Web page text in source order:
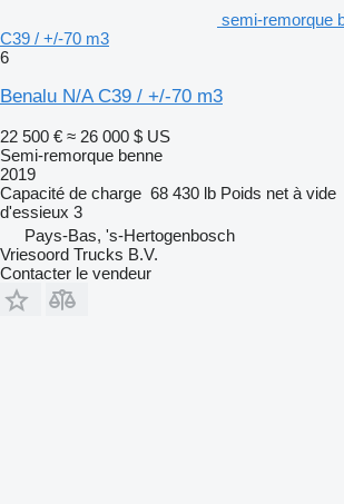
semi-remorque
C39 / +/-70 m3
6
Benalu N/A C39 / +/-70 m3
22 500 € ≈ 26 000 $ US
Semi-remorque benne
2019
Capacité de charge 68 430 lb Poids net à vide
d'essieux 3
Pays-Bas, 's-Hertogenbosch
Vriesoord Trucks B.V.
Contacter le vendeur